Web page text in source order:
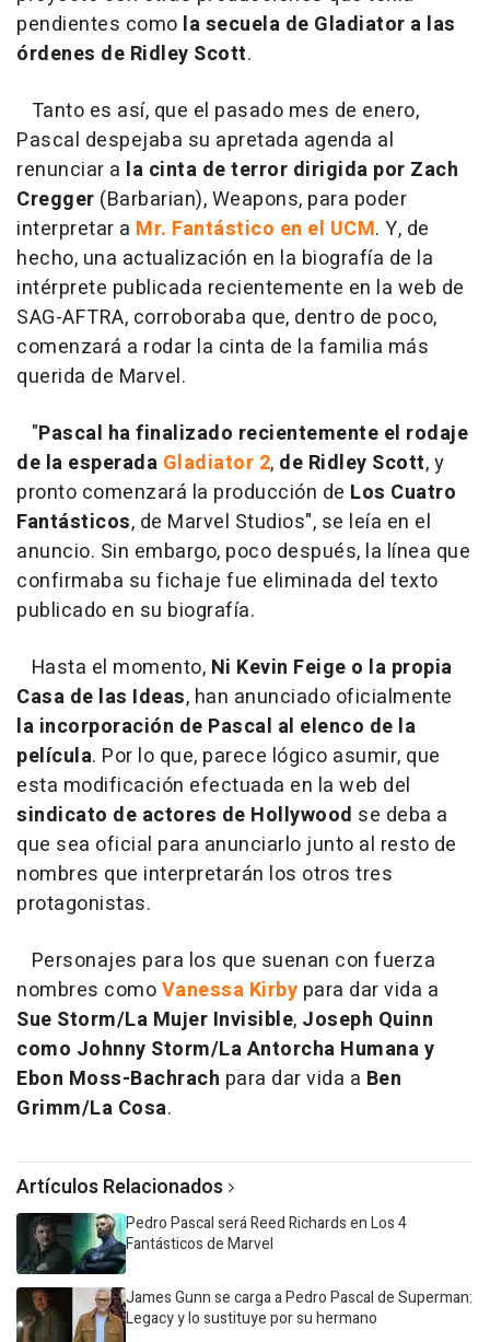
pendientes como la secuela de Gladiator a las
órdenes de Ridley Scott.
Tanto es así, que el pasado mes de enero,
Pascal despejaba su apretada agenda al
renunciar a la cinta de terror dirigida por Zach
Cregger (Barbarian), Weapons, para poder
interpretar a Mr. Fantástico en el UCM. Y, de
hecho, una actualización en la biografía de la
intérprete publicada recientemente en la web de
SAG-AFTRA, corroboraba que, dentro de poco,
comenzará a rodar la cinta de la familia más
querida de Marvel.
"Pascal ha finalizado recientemente el rodaje
de la esperada Gladiator 2, de Ridley Scott, y
pronto comenzará la producción de Los Cuatro
Fantásticos, de Marvel Studios", se leía en el
anuncio. Sin embargo, poco después, la línea que
confirmaba su fichaje fue eliminada del texto
publicado en su biografía.
Hasta el momento, Ni Kevin Feige o la propia
Casa de las Ideas, han anunciado oficialmente
la incorporación de Pascal al elenco de la
película. Por lo que, parece lógico asumir, que
esta modificación efectuada en la web del
sindicato de actores de Hollywood se deba a
que sea oficial para anunciarlo junto al resto de
nombres que interpretarán los otros tres
protagonistas.
Personajes para los que suenan con fuerza
nombres comoVanessa Kirby para dar vida a
Sue Storm/La Mujer Invisible, Joseph Quinn
como Johnny Storm/La Antorcha Humana y
Ebon Moss-Bachrach para dar vida a Ben
Grimm/La Cosa.
Artículos Relacionados
Pedro Pascal será Reed Richards en Los 4
Fantásticos de Marvel
James Gunn se carga a Pedro Pascal de Superman:
Legacy y lo sustituye por su hermano